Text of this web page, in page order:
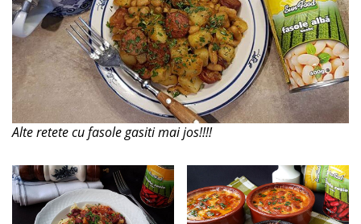
Alte retete cu fasole gasiti mai jos!!!!